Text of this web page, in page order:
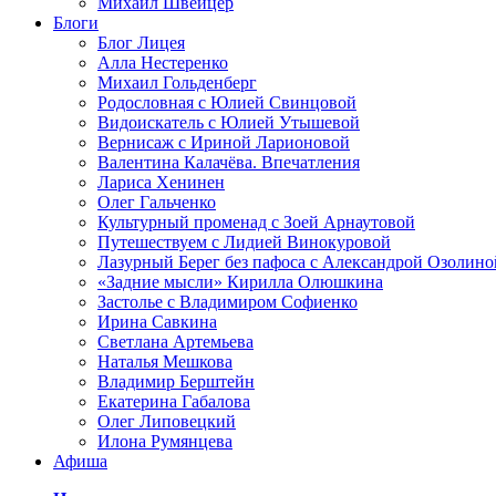
Блоги
Блог Лицея
Алла Нестеренко
Михаил Гольденберг
Родословная с Юлией Свинцовой
Видоискатель с Юлией Утышевой
Вернисаж с Ириной Ларионовой
Валентина Калачёва. Впечатления
Лариса Хенинен
Олег Гальченко
Культурный променад с Зоей Арнаутовой
Путешествуем с Лидией Винокуровой
Лазурный Берег без пафоса с Александрой
«Задние мысли» Кирилла Олюшкина
Застолье с Владимиром Софиенко
Ирина Савкина
Светлана Артемьева
Наталья Мешкова
Владимир Берштейн
Екатерина Габалова
Олег Липовецкий
Илона Румянцева
Афиша